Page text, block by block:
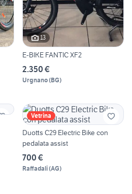
13
E-BIKE FANTIC XF2
2.350 €
Urgnano(BG)
Vetrina
Duotts C29 Electric Bike con
pedalata assist
700 €
Raffadali(AG)